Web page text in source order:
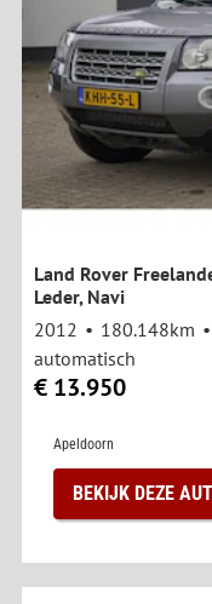
Land Rover
Leder, Navi
2012
180.148km
automatisch
€ 13.950
Apeldoorn
BEKIJK DEZE